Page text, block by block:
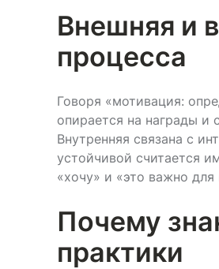
Внешняя и
процесса
Говоря «мотивация:
опирается на награды и
Внутренняя связана с
устойчивой считается
«хочу» и «это важно
Почему
практики